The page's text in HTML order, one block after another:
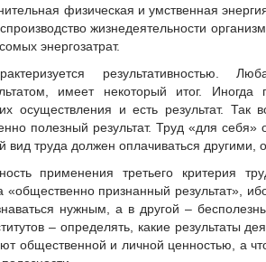
физическая и умственная
жизнедеятельности
энергозатрат.
результативностью.
имеет некоторый итог.
осуществления и есть результат. Так
полезный результат. Труд «для себя»
вид труда должен оплачиваться другими,
применения третьего критерия
«общественно признанный результат»,
нужным, а в другой –
– определять, какие результаты
общественной и личной ценностью, а